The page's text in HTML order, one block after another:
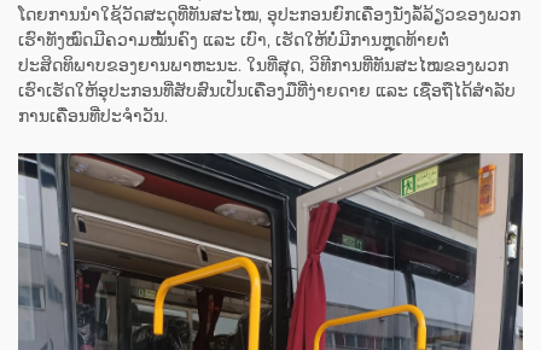
ໂດຍການນຳໃຊ້ວັດສະດຸທີ່ທັນສະໄໝ, ອຸປະກອນຍົກເຄື່ອງນັ່ງລໍ້ລ້ຽວຂອງພວກ
ເຮົາທັງໝົດມີຄວາມໝັ້ນຄົງ ແລະ ເບົາ, ເຮັດໃຫ້ບໍ່ມີການຫຼຸດທ້າຍຕໍ່
ປະສິດທິພາບຂອງຍານພາຫະນະ. ໃນທີ່ສຸດ, ວິທີການທີ່ທັນສະໄໝຂອງພວກ
ເຮົາເຮັດໃຫ້ອຸປະກອນທີ່ສັບສົນເປັນເຄື່ອງມືທີ່ງ່າຍດາຍ ແລະ ເຊື່ອຖືໄດ້ສຳລັບ
ການເຄື່ອນທີ່ປະຈຳວັນ.